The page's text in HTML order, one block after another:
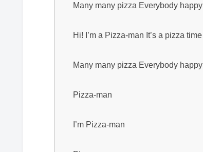
Many many pizza Everybody happy
Hi! I’m a Pizza-man It’s a pizza time
Many many pizza Everybody happy
Pizza-man
I’m Pizza-man